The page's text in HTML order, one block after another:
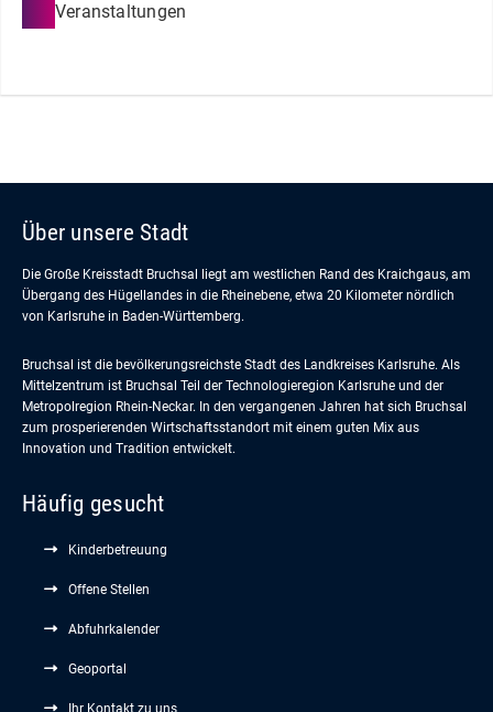
Veranstaltungen
Über unsere Stadt
Die Große Kreisstadt Bruchsal liegt am westlichen Rand des Kraichgaus, am
Übergang des Hügellandes in die Rheinebene, etwa 20 Kilometer nördlich
von Karlsruhe in Baden-Württemberg.
Bruchsal ist die bevölkerungsreichste Stadt des Landkreises Karlsruhe. Als
Mittelzentrum ist Bruchsal Teil der Technologieregion Karlsruhe und der
Metropolregion Rhein-Neckar. In den vergangenen Jahren hat sich Bruchsal
zum prosperierenden Wirtschaftsstandort mit einem guten Mix aus
Innovation und Tradition entwickelt.
Häufig gesucht
Kinderbetreuung
Offene Stellen
Abfuhrkalender
Geoportal